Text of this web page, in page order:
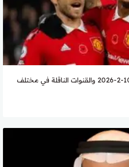
مواعيد مباريات اليوم الثلاثاء 10-2-2026 والقنوات الناقلة في مختلف